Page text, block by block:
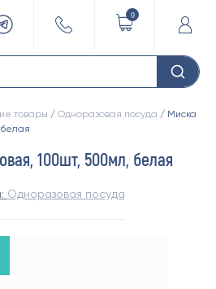
0
товары / Одноразовая посуда / Миска
100шт, 500мл, белая
Одноразовая посуда